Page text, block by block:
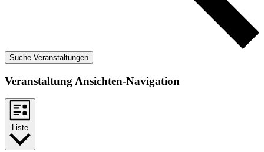
Suche Veranstaltungen
Veranstaltung Ansichten-Navigation
Liste